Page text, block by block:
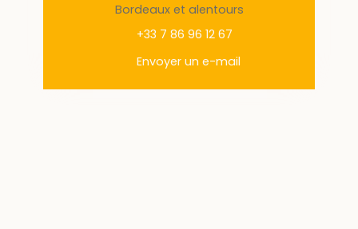
Bordeaux et alentours
+33 7 86 96 12 67
Envoyer un e-mail